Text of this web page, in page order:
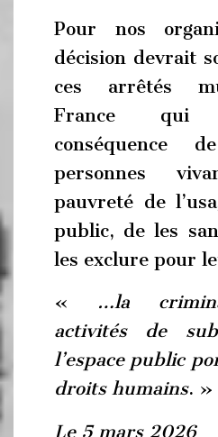
Pour nos
décision devrait
ces arrêtés
France
conséquence
personnes
pauvreté de
public, de les
les exclure pour
« …la
activités de
l’espace public
droits humains. »
Le 5 mars 2026